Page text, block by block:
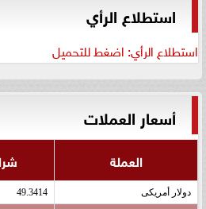
استطلاع الرأي
استطلاع الرأي: اضغط للتحميل
أسعار العملات
العملة
دولار أمريكى 49.3414